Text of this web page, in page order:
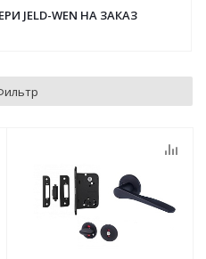
JELD-WEN НА ЗАКАЗ